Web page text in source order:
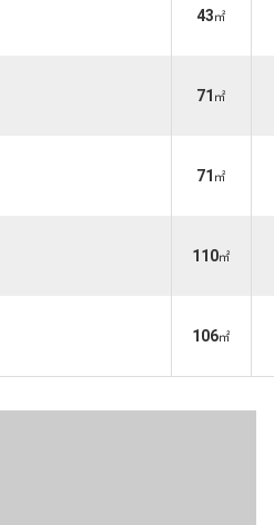
43㎡
71 ㎡
71 ㎡
110㎡
106㎡